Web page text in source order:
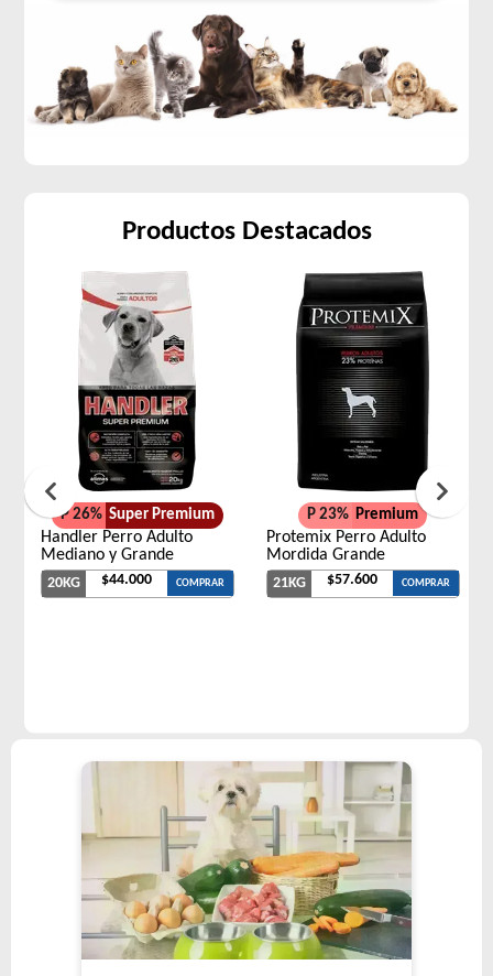
Productos Destacados
P 26% Super Premium
Handler Perro Adulto
Mediano y Grande
20KG $44.000 COMPRAR
P 23% Premium
Protemix Perro Adulto
Mordida Grande
21KG $57.600 COMPRAR